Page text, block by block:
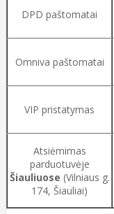
DPD paštomatai
Omniva paštomatai
VIP pristatymas
Atsiėmimas
parduotuvėje
Šiauliuose (Vilniaus g.
174, Šiauliai)